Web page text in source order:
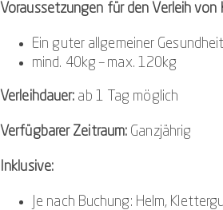
Voraussetzungen für den Verleih
Ein guter allgemeiner
mind. 40kg – max. 120kg
Verleihdauer: ab 1 Tag möglich
Verfügbarer Zeitraum: Ganzjährig
Inklusive:
Je nach Buchung: Helm,